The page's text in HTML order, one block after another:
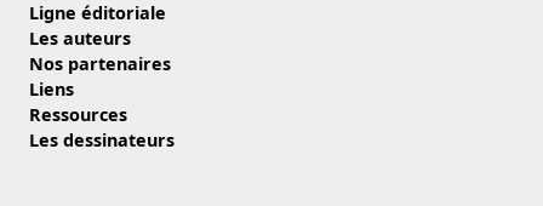
Ligne éditoriale
Les auteurs
Nos partenaires
Liens
Ressources
Les dessinateurs